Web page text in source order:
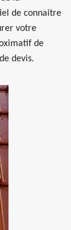
de connaitre
votre
de
devis.